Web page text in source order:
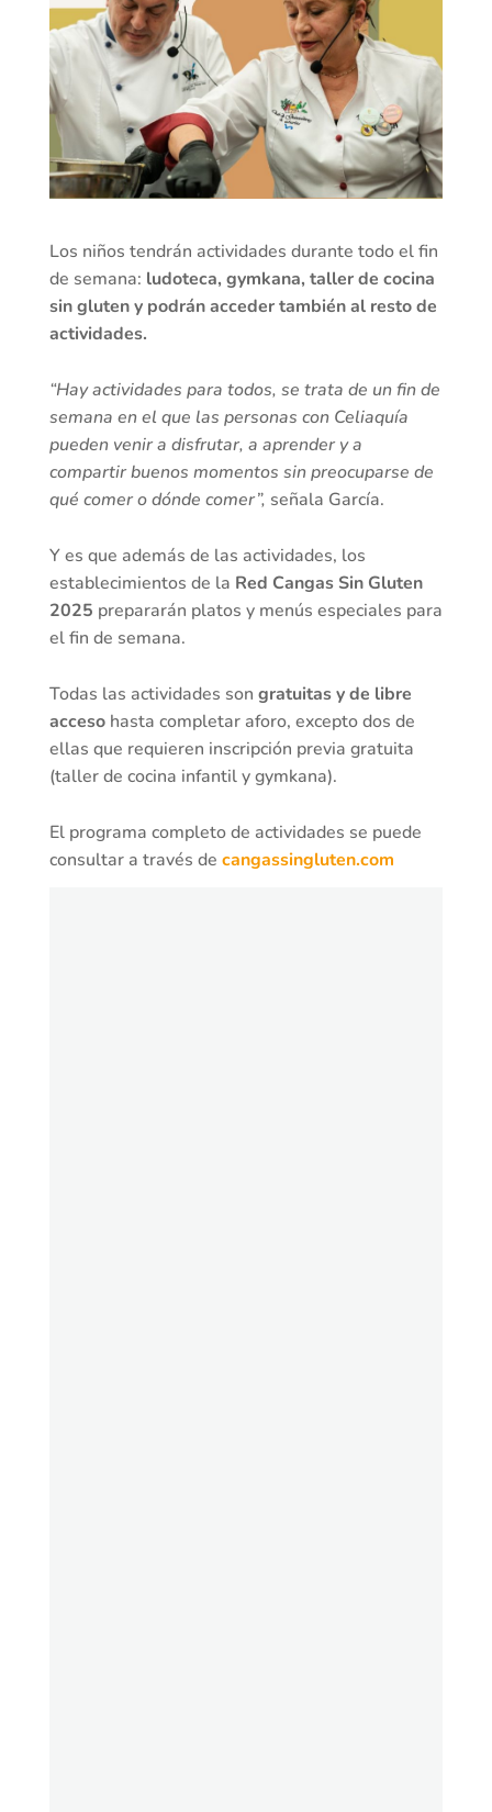
Los niños tendrán actividades durante todo el fin
de semana: ludoteca, gymkana, taller de cocina
sin gluten y podrán acceder también al resto de
actividades.
“Hay actividades para todos, se trata de un fin de
semana en el que las personas con Celiaquía
pueden venir a disfrutar, a aprender y a
compartir buenos momentos sin preocuparse de
qué comer o dónde comer”, señala García.
Y es que además de las actividades, los
establecimientos de la Red Cangas Sin Gluten
2025 prepararán platos y menús especiales para
el fin de semana.
Todas las actividades son gratuitas y de libre
accesohasta completar aforo, excepto dos de
ellas que requieren inscripción previa gratuita
(taller de cocina infantil y gymkana).
El programa completo de actividades se puede
consultar a través de cangassingluten.com